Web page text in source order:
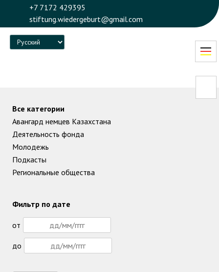
+7 7172 429395
stiftung.wiedergeburt@gmail.com
Language
Все категории
Авангард немцев Казахстана
Деятельность фонда
Молодежь
Подкасты
Региональные общества
Фильтр по дате
от
до